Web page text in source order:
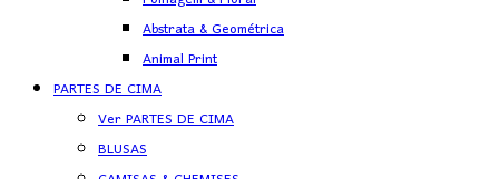
Abstrata & Geométrica
Animal Print
PARTES DE CIMA
Ver PARTES DE CIMA
BLUSAS